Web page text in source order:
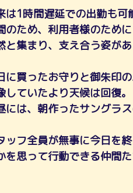
は1時間遅延での出勤も可
のため、利用者様のために
と集まり、支え合う姿が
に買ったお守りと御朱印の
していたより天候は回復。
には、朝作ったサングラ
ッフ全員が無事に今日を
を思って行動できる仲間